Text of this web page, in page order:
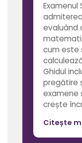
Examenul
evaluând
cum este
Ghidul
pregătire
examene
crește
Citește